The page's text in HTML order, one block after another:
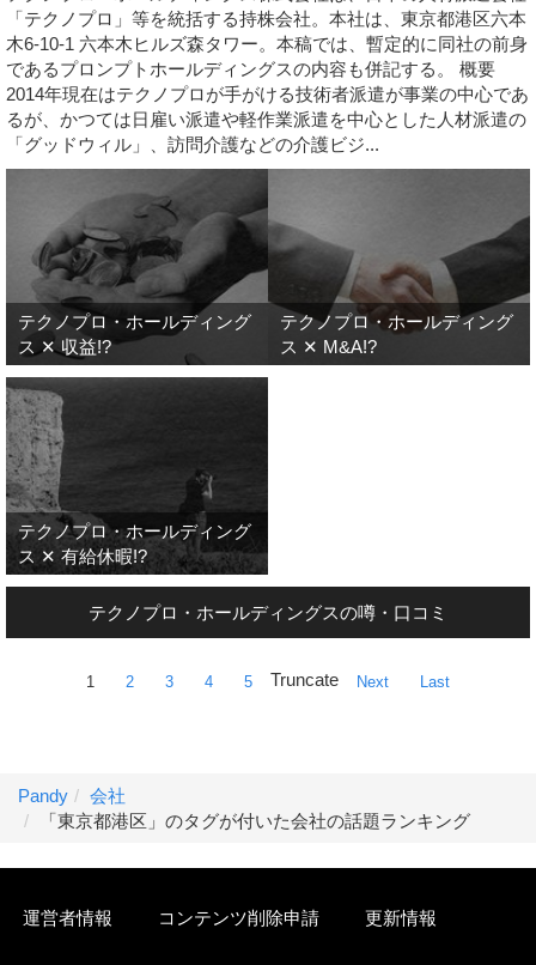
「テクノプロ」等を統括する持株会社。本社は、東京都港区六本
木6-10-1 六本木ヒルズ森タワー。本稿では、暫定的に同社の前身
であるプロンプトホールディングスの内容も併記する。 概要
2014年現在はテクノプロが手がける技術者派遣が事業の中心であ
るが、かつては日雇い派遣や軽作業派遣を中心とした人材派遣の
「グッドウィル」、訪問介護などの介護ビジ...
テクノプロ・ホールディング
ス ✕ 収益!?
テクノプロ・ホールディング
ス ✕ M&A!?
テクノプロ・ホールディング
ス ✕ 有給休暇!?
テクノプロ・ホールディングスの噂・口コミ
1 2 3 4 5 Truncate Next Last
Pandy
会社
「東京都港区」のタグが付いた会社の話題ランキング
運営者情報 コンテンツ削除申請 更新情報